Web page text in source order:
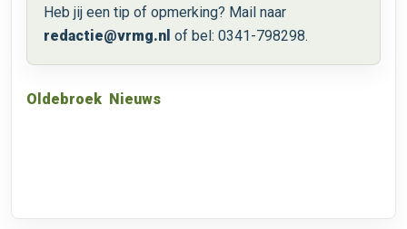
Heb jij een tip of opmerking? Mail naar
redactie@vrmg.nl of bel: 0341-798298.
Oldebroek Nieuws